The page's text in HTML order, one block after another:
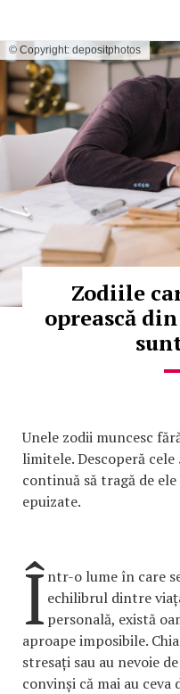
© Copyright: depositphotos
Zodiile
oprească
Unele zodii muncesc
limitele. Descoperă cele
continuă să tragă de
epuizate.
Într-o lume în care
echilibrul dintre
personală, există
aproape imposibile.
stresați sau au nevoie
convinși că mai au ceva